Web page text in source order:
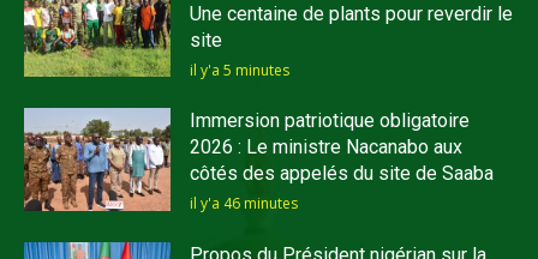
Une centaine de plants pour reverdir le
site
il y'a 5 minutes
Immersion patriotique obligatoire
2026 : Le ministre Nacanabo aux
côtés des appelés du site de Saaba
il y'a 46 minutes